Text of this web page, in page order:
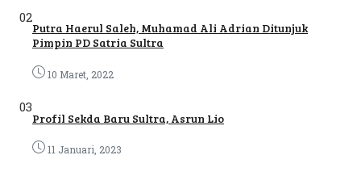
02
Putra Haerul Saleh, Muhamad Ali Adrian Ditunjuk
Pimpin PD Satria Sultra
10 Maret, 2022
03
Profil Sekda Baru Sultra, Asrun Lio
11 Januari, 2023